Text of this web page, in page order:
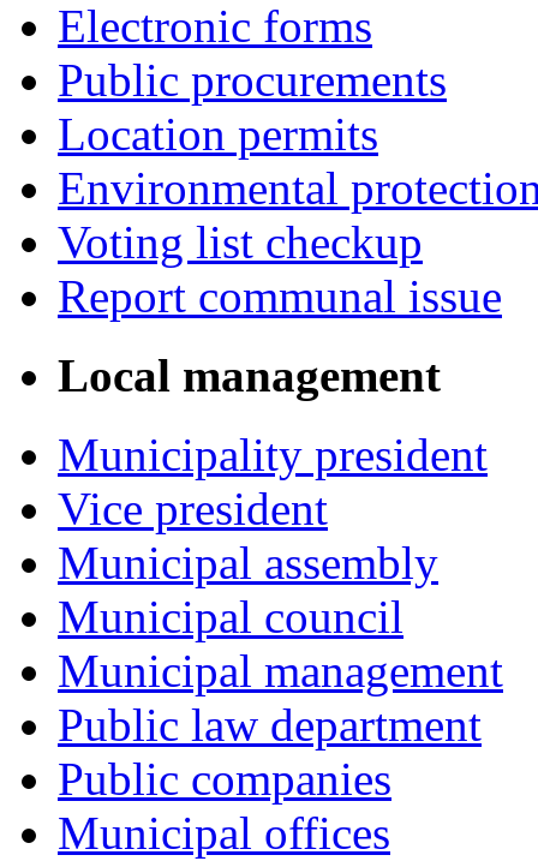
Electronic forms
Public procurements
Location permits
Environmental
Voting list checkup
Report communal issue
Local management
Municipality president
Vice president
Municipal assembly
Municipal council
Municipal management
Public law department
Public companies
Municipal offices